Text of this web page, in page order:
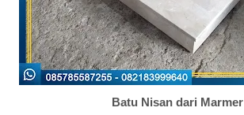
Batu Nisan dari Marmer